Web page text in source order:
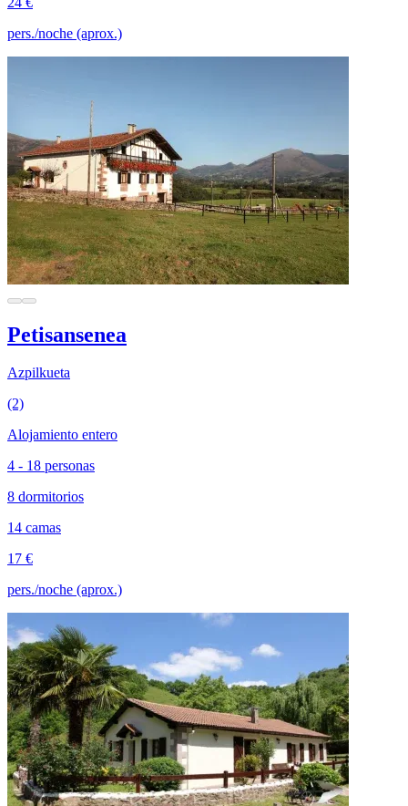
pers./noche (aprox.)
Petisansenea
Azpilkueta
(2)
Alojamiento entero
4 - 18 personas
8 dormitorios
14 camas
17 €
pers./noche (aprox.)